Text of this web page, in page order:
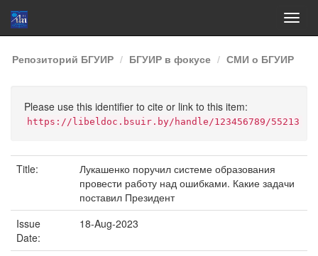
Skip
navigation
Репозиторий БГУИР БГУИР в фокусе СМИ о БГУИР
Please use this identifier to cite or link to this item:
https://libeldoc.bsuir.by/handle/123456789/55213
Title:
Лукашенко поручил системе образования
провести работу над ошибками. Какие задачи
поставил Президент
Issue
Date:
18-Aug-2023